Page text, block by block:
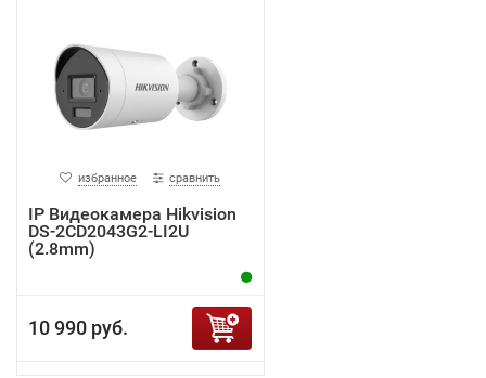
избранное сравнить
IP Видеокамера Hikvision
DS-2CD2043G2-LI2U
(2.8mm)
10 990 руб.